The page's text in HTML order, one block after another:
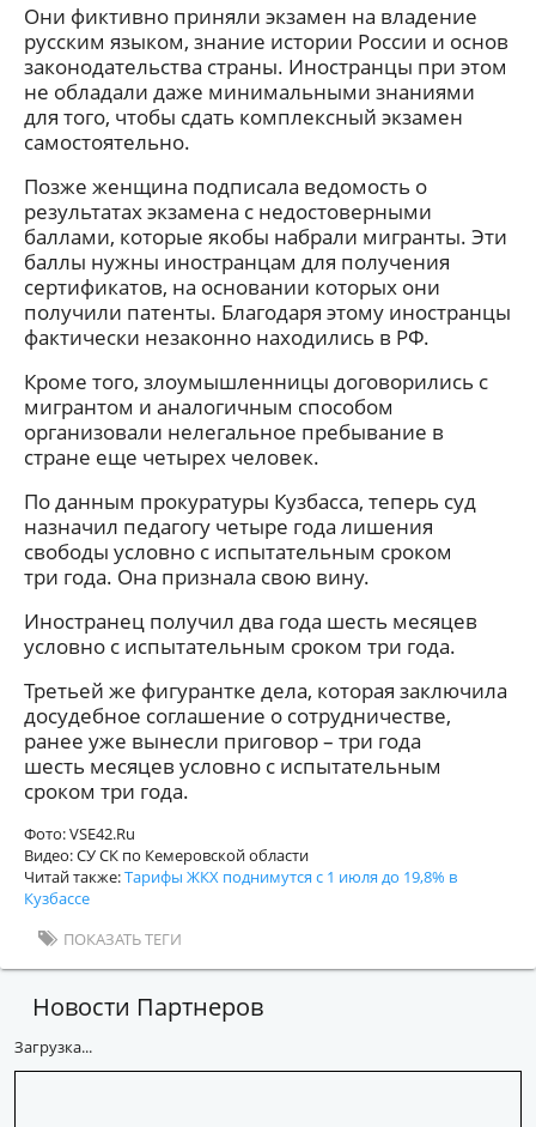
Они фиктивно приняли экзамен на владение
русским языком, знание истории России и основ
законодательства страны. Иностранцы при этом
не обладали даже минимальными знаниями
для того, чтобы сдать комплексный экзамен
самостоятельно.
Позже женщина подписала ведомость о
результатах экзамена с недостоверными
баллами, которые якобы набрали мигранты. Эти
баллы нужны иностранцам для получения
сертификатов, на основании которых они
получили патенты. Благодаря этому иностранцы
фактически незаконно находились в РФ.
Кроме того, злоумышленницы договорились с
мигрантом и аналогичным способом
организовали нелегальное пребывание в
стране еще четырех человек.
По данным прокуратуры Кузбасса, теперь суд
назначил педагогу четыре года лишения
свободы условно с испытательным сроком
три года. Она признала свою вину.
Иностранец получил два года шесть месяцев
условно с испытательным сроком три года.
Третьей же фигурантке дела, которая заключила
досудебное соглашение о сотрудничестве,
ранее уже вынесли приговор – три года
шесть месяцев условно с испытательным
сроком три года.
Фото: VSE42.Ru
Видео: СУ СК по Кемеровской области
Читай также:Тарифы ЖКХ поднимутся с 1 июля до 19,8% в
Кузбассе
ПОКАЗАТЬ ТЕГИ
Новости Партнеров
Загрузка...